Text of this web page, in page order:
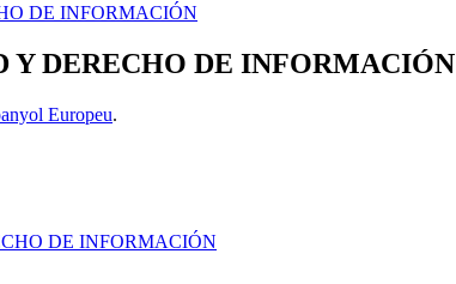
DE INFORMACIÓN
Y DERECHO DE INFORMACIÓN
Europeu.
DE INFORMACIÓN